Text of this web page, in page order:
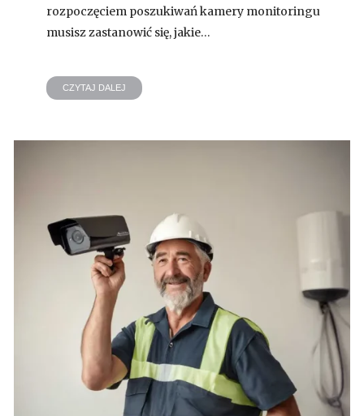
rozpoczęciem poszukiwań kamery monitoringu
musisz zastanowić się, jakie…
CZYTAJ DALEJ